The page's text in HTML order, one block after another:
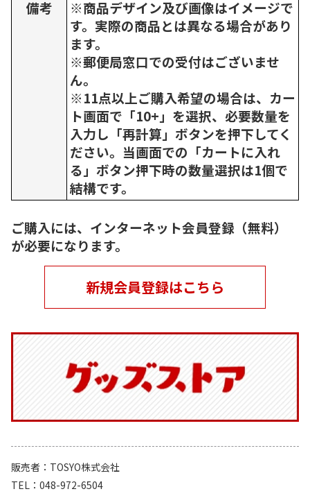
備考
※商品デザイン及び画像はイメージで
す。実際の商品とは異なる場合があり
ます。
※郵便局窓口での受付はございませ
ん。
※11点以上ご購入希望の場合は、カー
ト画面で「10+」を選択、必要数量を
入力し「再計算」ボタンを押下してく
ださい。当画面での「カートに入れ
る」ボタン押下時の数量選択は1個で
結構です。
ご購入には、インターネット会員登録（無料）
が必要になります。
新規会員登録はこちら
販売者
TOSYO株式会社
TEL
048-972-6504